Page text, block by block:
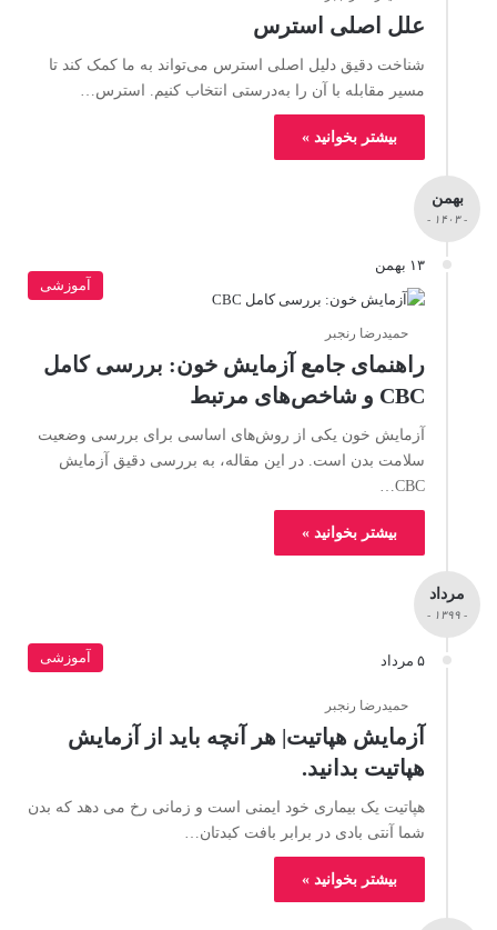
علل اصلی استرس
شناخت دقیق دلیل اصلی استرس می‌تواند به ما کمک کند تا
مسیر مقابله با آن را به‌درستی انتخاب کنیم. استرس…
بیشتر بخوانید »
بهمن
- ۱۴۰۳ -
۱۳ بهمن
آموزشی
حمیدرضا رنجبر
راهنمای جامع آزمایش خون: بررسی کامل
CBC و شاخص‌های مرتبط
آزمایش خون یکی از روش‌های اساسی برای بررسی وضعیت
سلامت بدن است. در این مقاله، به بررسی دقیق آزمایش
CBC…
بیشتر بخوانید »
مرداد
- ۱۳۹۹ -
۵ مرداد آموزشی
حمیدرضا رنجبر
آزمایش هپاتیت| هر آنچه باید از آزمایش
هپاتیت بدانید.
هپاتیت یک بیماری خود ایمنی است و زمانی رخ می دهد که بدن
شما آنتی بادی در برابر بافت کبدتان…
بیشتر بخوانید »